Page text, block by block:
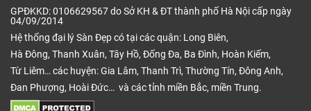
GPĐKKD: 0106629567 do Sở KH & ĐT thành phố Hà Nội cấp ngày
04/09/2014
Hệ thống đại lý Sàn Đẹp có tại các quận: Long Biên,
Hà Đông, Thanh Xuân, Tây Hồ, Đống Đa, Ba Đình, Hoàn Kiếm,
Từ Liêm… các huyện: Gia Lâm, Thanh Trì, Thường Tín, Đông Anh,
Đan Phượng, Hoài Đức… và các tỉnh miền Bắc, miền Trung.